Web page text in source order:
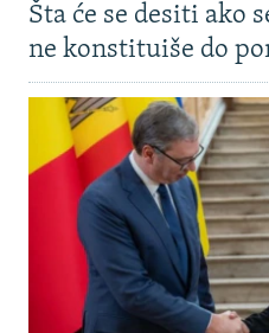
Šta će se desiti ako
ne konstituiše do